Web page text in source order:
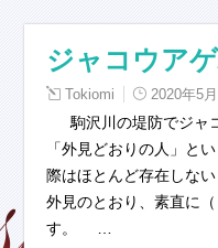
ジャコウア
Tokiomi 2020年5
駒沢川の堤防でジャ
「外見どおりの人」と
際はほとんど存在しな
外見のとおり、素直に
す。 …